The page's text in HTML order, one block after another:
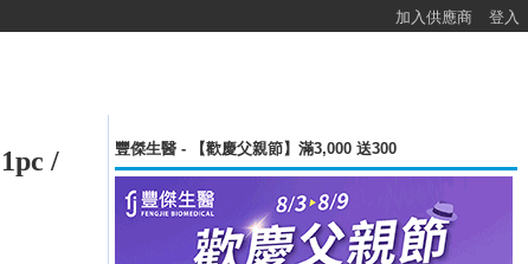
加入供應商 登入
/ 豐傑生醫 - 【歡慶父親節】滿3,000 送300